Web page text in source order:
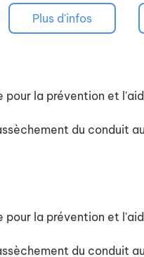
Plus d'infos
la prévention et
du conduit
la prévention et
du conduit